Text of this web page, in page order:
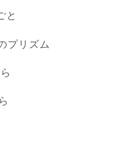
と
プリズム